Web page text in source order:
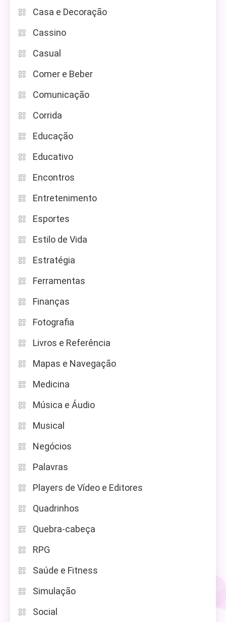
Casa e Decoração
Cassino
Casual
Comer e Beber
Comunicação
Corrida
Educação
Educativo
Encontros
Entretenimento
Esportes
Estilo de Vida
Estratégia
Ferramentas
Finanças
Fotografia
Livros e Referência
Mapas e Navegação
Medicina
Música e Áudio
Musical
Negócios
Palavras
Players de Vídeo e Editores
Quadrinhos
Quebra-cabeça
RPG
Saúde e Fitness
Simulação
Social